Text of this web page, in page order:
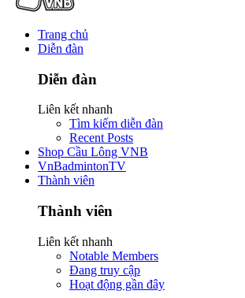
Trang chủ
Diễn đàn
Diễn đàn
Liên kết nhanh
Tìm kiếm diễn đàn
Recent Posts
Shop Cầu Lông VNB
VnBadmintonTV
Thành viên
Thành viên
Liên kết nhanh
Notable Members
Đang truy cập
Hoạt động gần đây